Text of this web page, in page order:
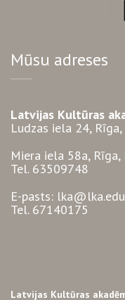
Mūsu adreses
Latvijas Kultūras
Ludzas iela 24, Rīga,
Miera iela 58a, Rīga,
Tel. 63509748
E-pasts:
Tel. 67140175
Latvijas Kultūras